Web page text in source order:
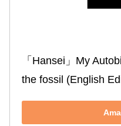
「Hansei」My
the fossil (English